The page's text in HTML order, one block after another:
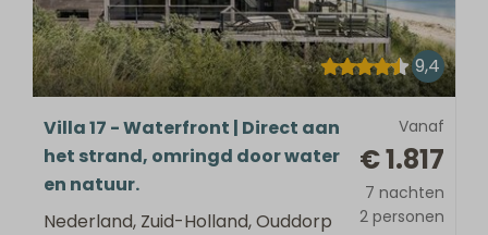
9,4
Vanaf
€ 1.817
7 nachten
2 personen
Villa 17 - Waterfront | Direct aan
het strand, omringd door water
en natuur.
Nederland, Zuid-Holland, Ouddorp